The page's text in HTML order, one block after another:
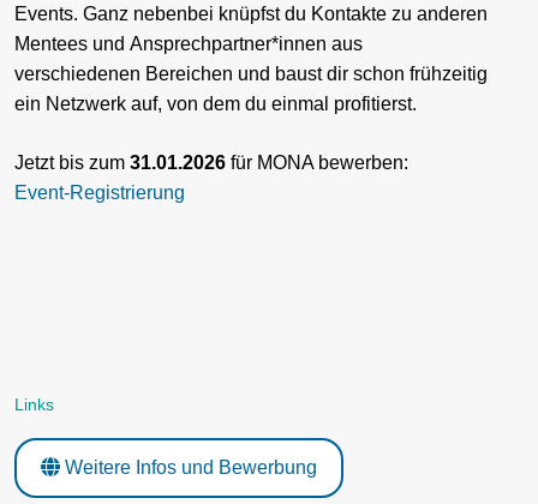
Events. Ganz nebenbei knüpfst du Kontakte zu anderen
Mentees und Ansprechpartner*innen aus
verschiedenen Bereichen und baust dir schon frühzeitig
ein Netzwerk auf, von dem du einmal profitierst.
Jetzt bis zum 31.01.2026 für MONA bewerben:
Event-Registrierung
Links
Weitere Infos und Bewerbung